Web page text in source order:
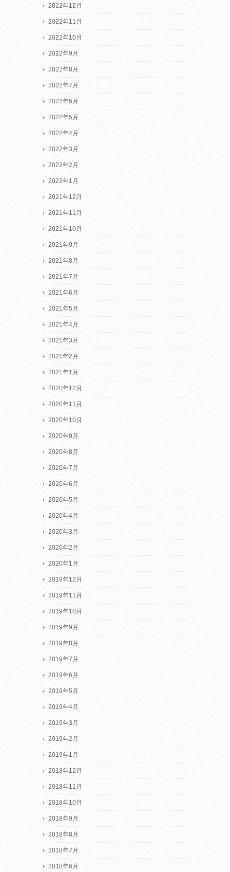
2022年12月
2022年11月
2022年10月
2022年9月
2022年8月
2022年7月
2022年6月
2022年5月
2022年4月
2022年3月
2022年2月
2022年1月
2021年12月
2021年11月
2021年10月
2021年9月
2021年8月
2021年7月
2021年6月
2021年5月
2021年4月
2021年3月
2021年2月
2021年1月
2020年12月
2020年11月
2020年10月
2020年9月
2020年8月
2020年7月
2020年6月
2020年5月
2020年4月
2020年3月
2020年2月
2020年1月
2019年12月
2019年11月
2019年10月
2019年9月
2019年8月
2019年7月
2019年6月
2019年5月
2019年4月
2019年3月
2019年2月
2019年1月
2018年12月
2018年11月
2018年10月
2018年9月
2018年8月
2018年7月
2018年6月